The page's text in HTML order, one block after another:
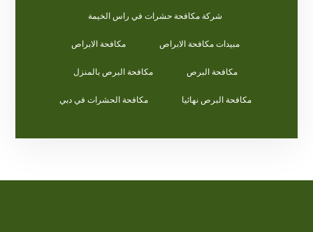
شركة مكافحة حشرات في راس الخيمة
مبيدات مكافحة الابراص مكافحة الابراص
مكافحة البرص مكافحة البرص بالمنزل
مكافحة البرص نهائيا مكافحة الحشرات في دبي